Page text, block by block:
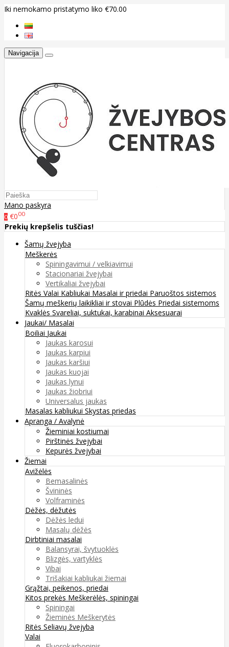
Iki nemokamo pristatymo liko €70.00
Navigacija
Mano paskyra
0 €000
Prekių krepšelis tuščias!
Šamų žvejyba
Meškerės
Spiningavimui / velkiavimui
Stacionariai žvejybai
Vertikaliai žvejybai
Ritės Valai Kabliukai Masalai ir priedai Paruoštos sistemos
Šamų meškerių laikikliai ir stovai Plūdės Priedai sistemoms
Kvaklės Svareliai, suktukai, karabinai Aksesuarai
Jaukai/ Masalai
Boiliai Jaukai
Jaukas karosui
Jaukas karpiui
Jaukas karšiui
Jaukas kuojai
Jaukas lynui
Jaukas žiobriui
Universalus jaukas
Masalas kabliukui Skystas priedas
Apranga / Avalynė
Žieminiai kostiumai
Pirštinės žvejybai
Kepurės žvejybai
Žiemai
Avižėlės
Bemasalinės
Švininės
Volframinės
Dėžės, dėžutės
Dėžės ledui
Masalų dėžės
Dirbtiniai masalai
Balansyrai, švytuoklės
Blizgės, vartyklės
Vibai
Trišakiai kabliukai žiemai
Grąžtai, peikenos, priedai
Kitos prekės Meškerėlės, spiningai
Spiningai
Žieminės Meškerytės
Ritės Seliavų žvejyba
Valai